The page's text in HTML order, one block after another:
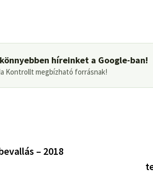
híreinket a Google-ban!
Kontrollt megbízható forrásnak!
– 2018